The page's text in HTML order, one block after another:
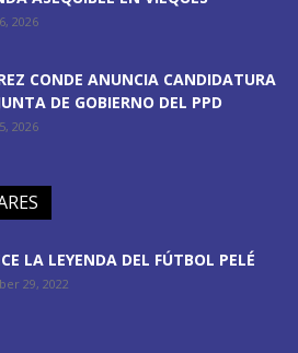
2026
CONDE ANUNCIA CANDIDATURA
DE GOBIERNO DEL PPD
2026
LA LEYENDA DEL FÚTBOL PELÉ
29, 2022